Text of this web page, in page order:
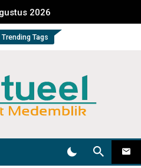
2026
Trending Tags